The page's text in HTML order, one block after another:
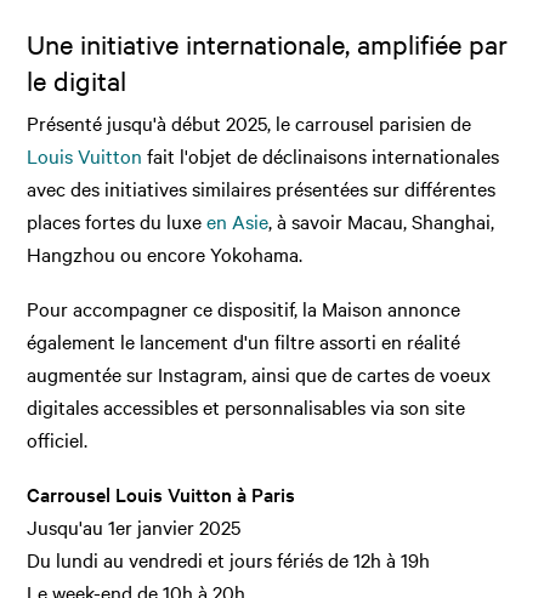
Une initiative internationale, amplifiée par
le digital
Présenté jusqu'à début 2025, le carrousel parisien de
Louis Vuitton fait l'objet de déclinaisons internationales
avec des initiatives similaires présentées sur différentes
places fortes du luxeen Asie, à savoir Macau, Shanghai,
Hangzhou ou encore Yokohama.
Pour accompagner ce dispositif, la Maison annonce
également le lancement d'un filtre assorti en réalité
augmentée sur Instagram, ainsi que de cartes de voeux
digitales accessibles et personnalisables via son site
officiel.
Carrousel Louis Vuitton à Paris
Jusqu'au 1er janvier 2025
Du lundi au vendredi et jours fériés de 12h à 19h
Le week-end de 10h à 20h